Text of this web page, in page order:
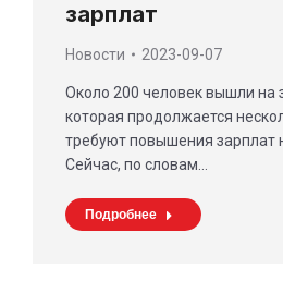
зарплат
Новости 2023-09-07
Около 200 человек вышли на
которая продолжается
требуют повышения зарплат
Сейчас, по словам…
Подробнее